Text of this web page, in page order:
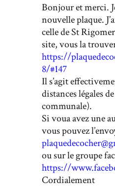
Bonjour et merci.
nouvelle plaque.
celle de St
site, vous la
https://
8/#147
Il s’agit
distances légales
communale).
Si voua avez une
vous pouvez
ou sur le groupe
https://
Cordialement